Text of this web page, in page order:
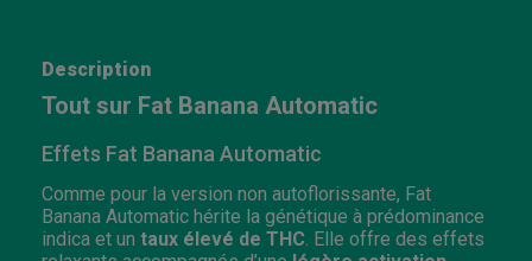
Description
Tout sur Fat Banana Automatic
Effets Fat Banana Automatic
Comme pour la version non autoflorissante, Fat
Banana Automatic hérite la génétique à prédominance
indica et un taux élevé de THC . Elle offre des effets